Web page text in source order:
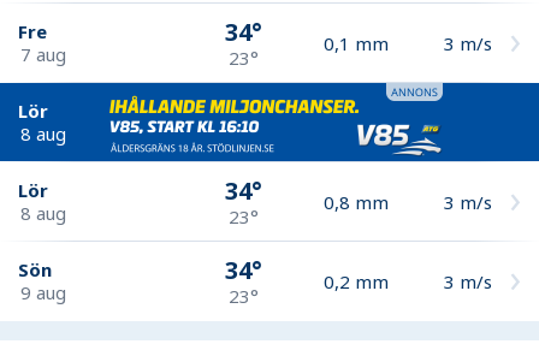
Fre
7 aug
34°
23°
0,1 mm 3 m/s
Lör
8 aug
Lör
8 aug
34°
23°
0,8 mm 3 m/s
Sön
9 aug
34°
23°
0,2 mm 3 m/s